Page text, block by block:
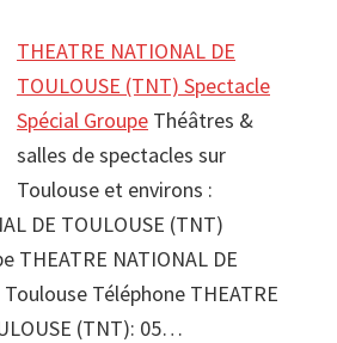
THEATRE NATIONAL DE
TOULOUSE (TNT) Spectacle
Spécial Groupe Théâtres &
salles de spectacles sur
Toulouse et environs :
DE TOULOUSE (TNT)
THEATRE NATIONAL DE
Téléphone THEATRE
(TNT): 05…